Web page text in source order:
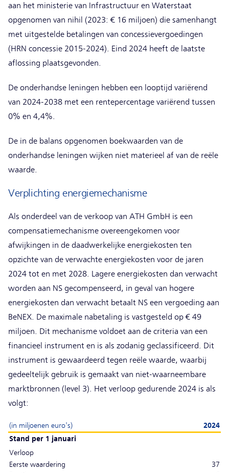
aan het ministerie van Infrastructuur en Waterstaat
opgenomen van nihil (2023: € 16 miljoen) die samenhangt
met uitgestelde betalingen van concessievergoedingen
(HRN concessie 2015-2024). Eind 2024 heeft de laatste
aflossing plaatsgevonden.
De onderhandse leningen hebben een looptijd variërend
van 2024-2038 met een rentepercentage variërend tussen
0% en 4,4%.
De in de balans opgenomen boekwaarden van de
onderhandse leningen wijken niet materieel af van de reële
waarde.
Verplichting energiemechanisme
Als onderdeel van de verkoop van ATH GmbH is een
compensatiemechanisme overeengekomen voor
afwijkingen in de daadwerkelijke energiekosten ten
opzichte van de verwachte energiekosten voor de jaren
2024 tot en met 2028. Lagere energiekosten dan verwacht
worden aan NS gecompenseerd, in geval van hogere
energiekosten dan verwacht betaalt NS een vergoeding aan
BeNEX. De maximale nabetaling is vastgesteld op € 49
miljoen. Dit mechanisme voldoet aan de criteria van een
financieel instrument en is als zodanig geclassificeerd. Dit
instrument is gewaardeerd tegen reële waarde, waarbij
gedeeltelijk gebruik is gemaakt van niet-waarneembare
marktbronnen (level 3). Het verloop gedurende 2024 is als
volgt:
(in miljoenen euro's)
2024
Stand per 1 januari
Verloop
Eerste waardering
37